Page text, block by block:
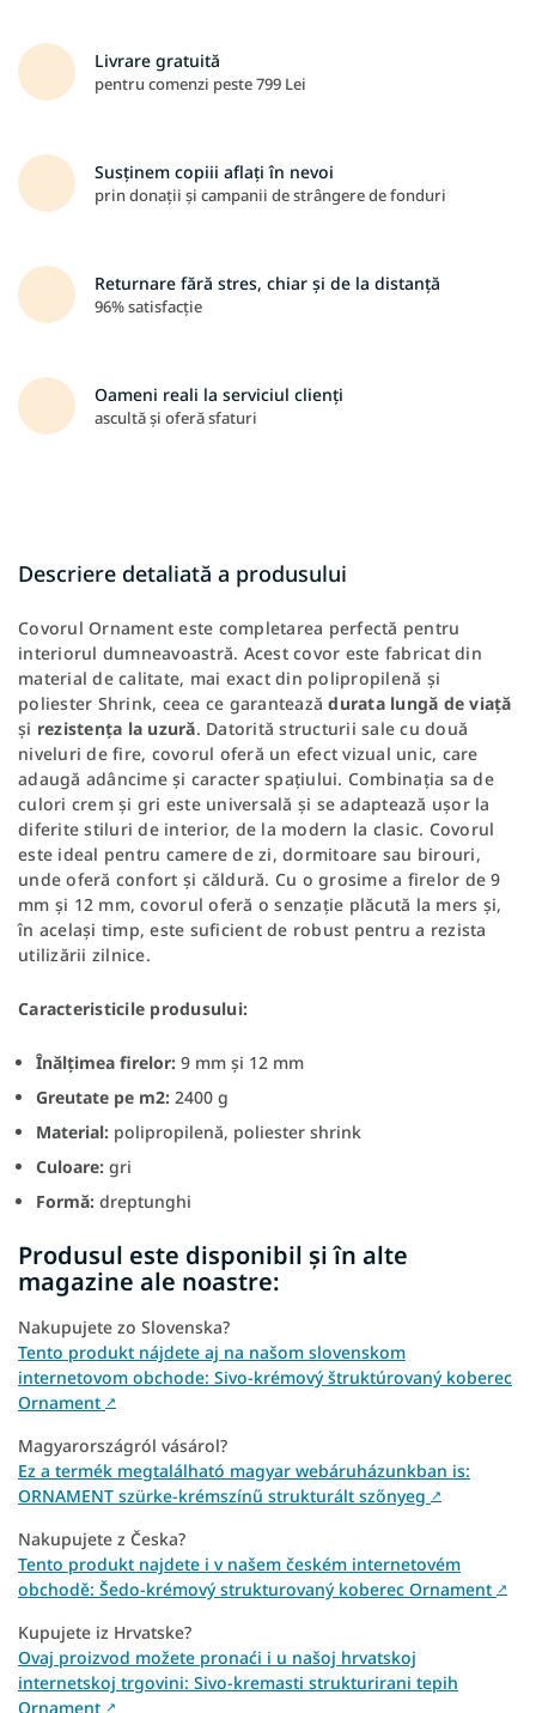
Livrare gratuită
pentru comenzi peste 799 Lei
Susținem copiii aflați în nevoi
prin donații și campanii de strângere de fonduri
Returnare fără stres, chiar și de la distanță
96% satisfacție
Oameni reali la serviciul clienți
ascultă și oferă sfaturi
Descriere detaliată a produsului
Covorul Ornament este completarea perfectă pentru
interiorul dumneavoastră. Acest covor este fabricat din
material de calitate, mai exact din polipropilenă și
poliester Shrink, ceea ce garanteazădurata lungă de viață
și rezistența la uzură. Datorită structurii sale cu două
niveluri de fire, covorul oferă un efect vizual unic, care
adaugă adâncime și caracter spațiului. Combinația sa de
culori crem și gri este universală și se adaptează ușor la
diferite stiluri de interior, de la modern la clasic. Covorul
este ideal pentru camere de zi, dormitoare sau birouri,
unde oferă confort și căldură. Cu o grosime a firelor de 9
mm și 12 mm, covorul oferă o senzație plăcută la mers și,
în același timp, este suficient de robust pentru a rezista
utilizării zilnice.
Caracteristicile produsului:
Înălțimea firelor: 9 mm și 12 mm
Greutate pe m2: 2400 g
Material: polipropilenă, poliester shrink
Culoare: gri
Formă: dreptunghi
Produsul este disponibil și în alte
magazine ale noastre:
Nakupujete zo Slovenska?
Tento produkt nájdete aj na našom slovenskom
internetovom obchode: Sivo-krémový štruktúrovaný koberec
Ornament ↗
Magyarországról vásárol?
Ez a termék megtalálható magyar webáruházunkban is:
ORNAMENT szürke-krémszínű strukturált szőnyeg ↗
Nakupujete z Česka?
Tento produkt najdete i v našem českém internetovém
obchodě: Šedo-krémový strukturovaný koberec Ornament ↗
Kupujete iz Hrvatske?
Ovaj proizvod možete pronaći i u našoj hrvatskoj
internetskoj trgovini: Sivo-kremasti strukturirani tepih
Ornament ↗